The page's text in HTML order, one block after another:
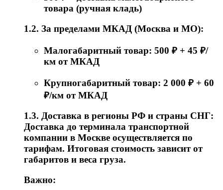
товара (ручная кладь)
1.2. За пределами МКАД (Москва и МО):
Малогабаритный товар: 500 ₽ + 45 ₽/
км от МКАД
Крупногабаритный товар: 2 000 ₽ + 60
₽/км от МКАД
1.3. Доставка в регионы РФ и страны СНГ:
Доставка до терминала транспортной
компании в Москве осуществляется по
тарифам. Итоговая стоимость зависит от
габаритов и веса груза.
Важно: